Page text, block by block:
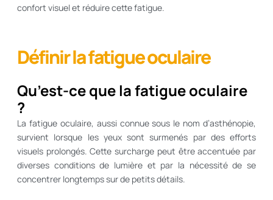
confort visuel et réduire cette fatigue.
Définir la fatigue oculaire
Qu’est-ce que la fatigue oculaire
?
La fatigue oculaire, aussi connue sous le nom d’asthénopie,
survient lorsque les yeux sont surmenés par des efforts
visuels prolongés. Cette surcharge peut être accentuée par
diverses conditions de lumière et par la nécessité de se
concentrer longtemps sur de petits détails.